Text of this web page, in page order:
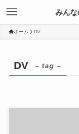
みん
ホーム DV
DV – tag –